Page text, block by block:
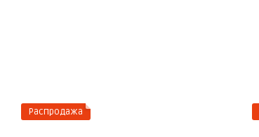
Распродажа